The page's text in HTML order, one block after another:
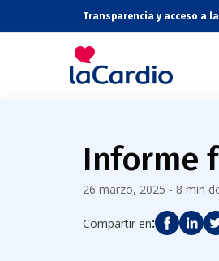
Transparencia y acceso a
Informe
26 marzo, 2025 - 8 min
Compartir en: